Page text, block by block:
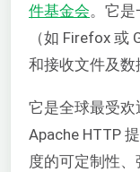
件基金会。它
（如 Firefox
和接收文件及数
它是全球最受
Apache HTTP
度的可定制性、